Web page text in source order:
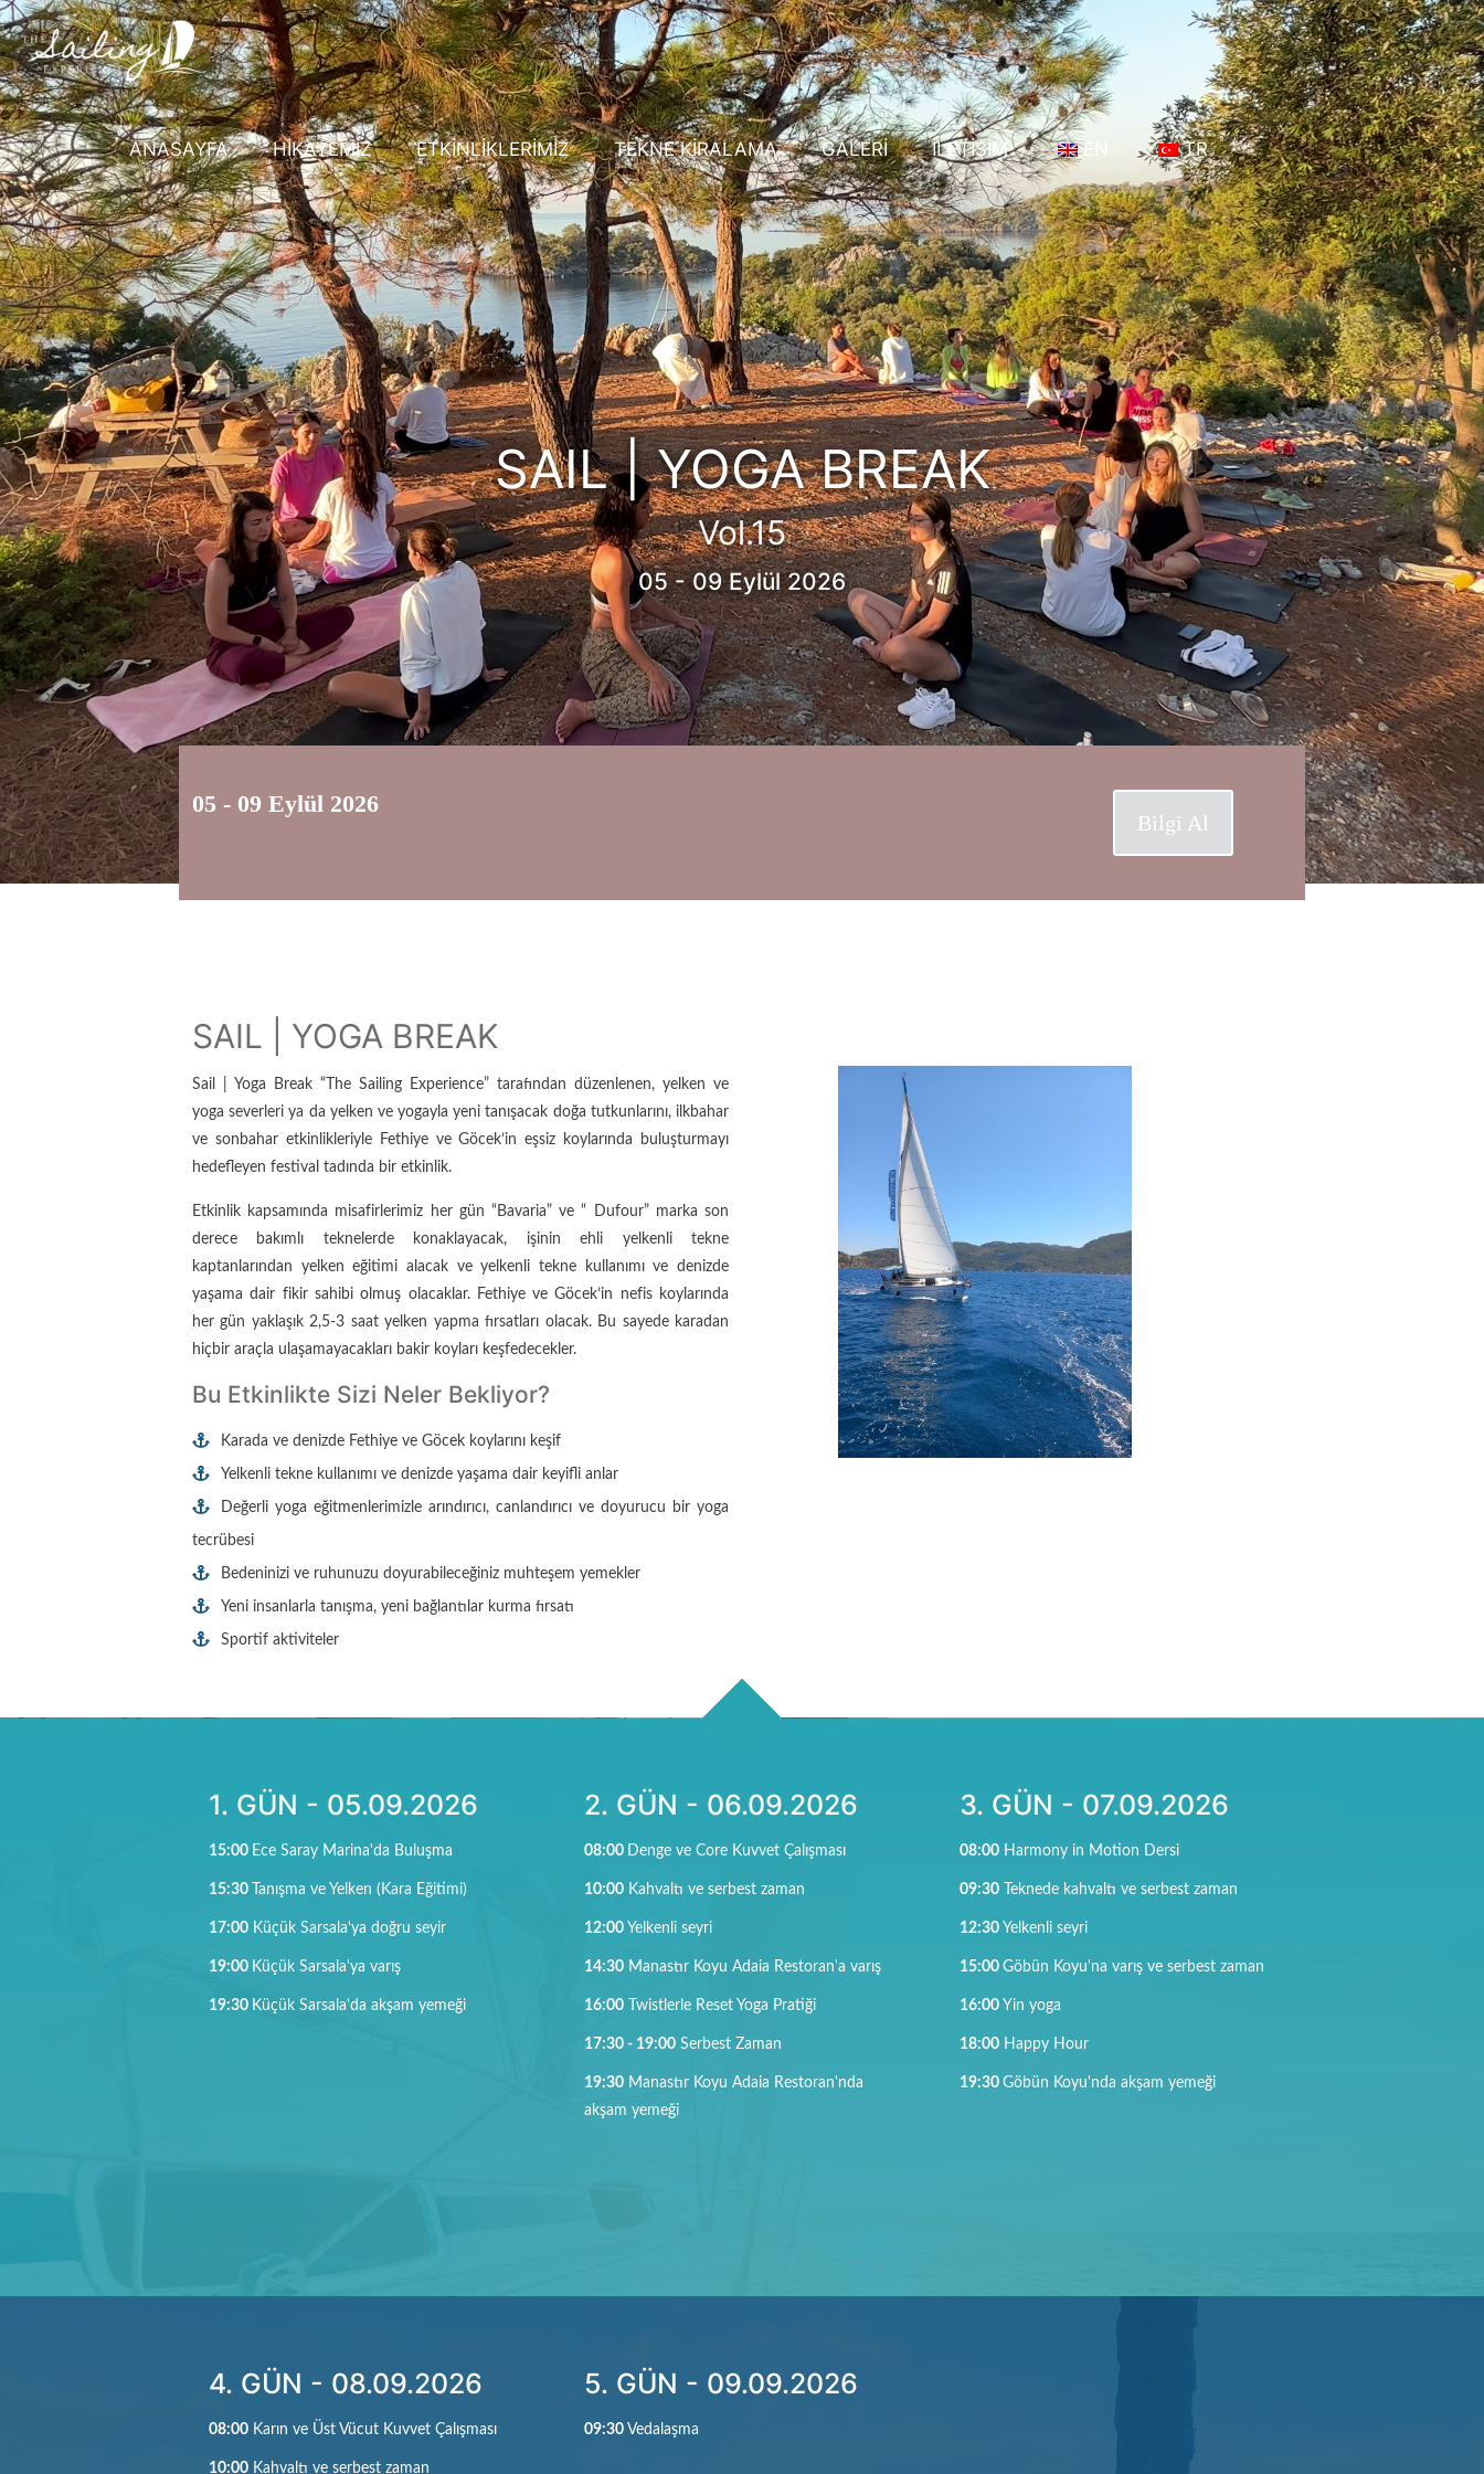
ANASAYFA HİKAYEMİZ ETKİNLİKLERİMİZ TEKNE KİRALAMA GALERİ İLETİŞİM EN TR
SAIL | YOGA BREAK
Vol.15
05 - 09 Eylül 2026
05 - 09 Eylül 2026
Bilgi Al
SAIL | YOGA BREAK
Sail | Yoga Break “The Sailing Experience” tarafından düzenlenen, yelken ve
yoga severleri ya da yelken ve yogayla yeni tanışacak doğa tutkunlarını, ilkbahar
ve sonbahar etkinlikleriyle Fethiye ve Göcek’in eşsiz koylarında buluşturmayı
hedefleyen festival tadında bir etkinlik.
Etkinlik kapsamında misafirlerimiz her gün “Bavaria” ve “ Dufour” marka son
derece bakımlı teknelerde konaklayacak, işinin ehli yelkenli tekne
kaptanlarından yelken eğitimi alacak ve yelkenli tekne kullanımı ve denizde
yaşama dair fikir sahibi olmuş olacaklar. Fethiye ve Göcek’in nefis koylarında
her gün yaklaşık 2,5-3 saat yelken yapma fırsatları olacak. Bu sayede karadan
hiçbir araçla ulaşamayacakları bakir koyları keşfedecekler.
Bu Etkinlikte Sizi Neler Bekliyor?
Karada ve denizde Fethiye ve Göcek koylarını keşif
Yelkenli tekne kullanımı ve denizde yaşama dair keyifli anlar
Değerli yoga eğitmenlerimizle arındırıcı, canlandırıcı ve doyurucu bir yoga
tecrübesi
Bedeninizi ve ruhunuzu doyurabileceğiniz muhteşem yemekler
Yeni insanlarla tanışma, yeni bağlantılar kurma fırsatı
Sportif aktiviteler
1. GÜN - 05.09.2026
15:00 Ece Saray Marina'da Buluşma
15:30 Tanışma ve Yelken (Kara Eğitimi)
17:00 Küçük Sarsala'ya doğru seyir
19:00 Küçük Sarsala'ya varış
19:30 Küçük Sarsala'da akşam yemeği
2. GÜN - 06.09.2026
08:00 Denge ve Core Kuvvet Çalışması
10:00Kahvaltı ve serbest zaman
12:00Yelkenli seyri
14:30Manastır Koyu Adaia Restoran'a varış
16:00Twistlerle Reset Yoga Pratiği
17:30 - 19:00Serbest Zaman
19:30Manastır Koyu Adaia Restoran'nda
akşam yemeği
3. GÜN - 07.09.2026
08:00Harmony in Motion Dersi
09:30Teknede kahvaltı ve serbest zaman
12:30Yelkenli seyri
15:00 Göbün Koyu'na varış ve serbest zaman
16:00Yin yoga
18:00Happy Hour
19:30 Göbün Koyu'nda akşam yemeği
4. GÜN - 08.09.2026
08:00 Karın ve Üst Vücut Kuvvet Çalışması
10:00 Kahvaltı ve serbest zaman
5. GÜN - 09.09.2026
09:30 Vedalaşma